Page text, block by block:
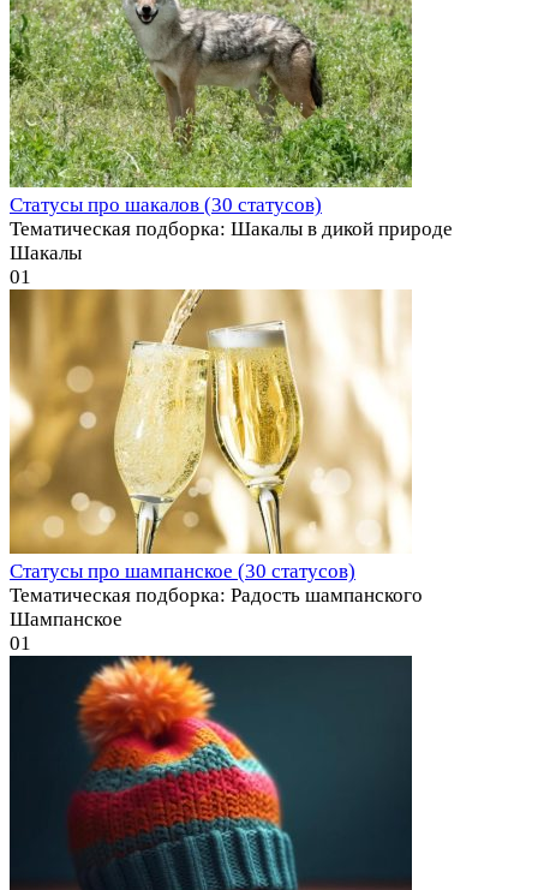
Статусы про шакалов (30 статусов)
Тематическая подборка: Шакалы в дикой природе
Шакалы
01
Статусы про шампанское (30 статусов)
Тематическая подборка: Радость шампанского
Шампанское
01